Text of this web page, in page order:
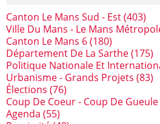
Canton Le Mans Sud - Est(403)
Ville Du Mans - Le Mans
Canton Le Mans 6(180)
Département De La Sarthe(175)
Politique Nationale Et
Urbanisme - Grands Projets (83)
Élections (76)
Coup De Coeur - Coup De Gueule
Agenda (55)